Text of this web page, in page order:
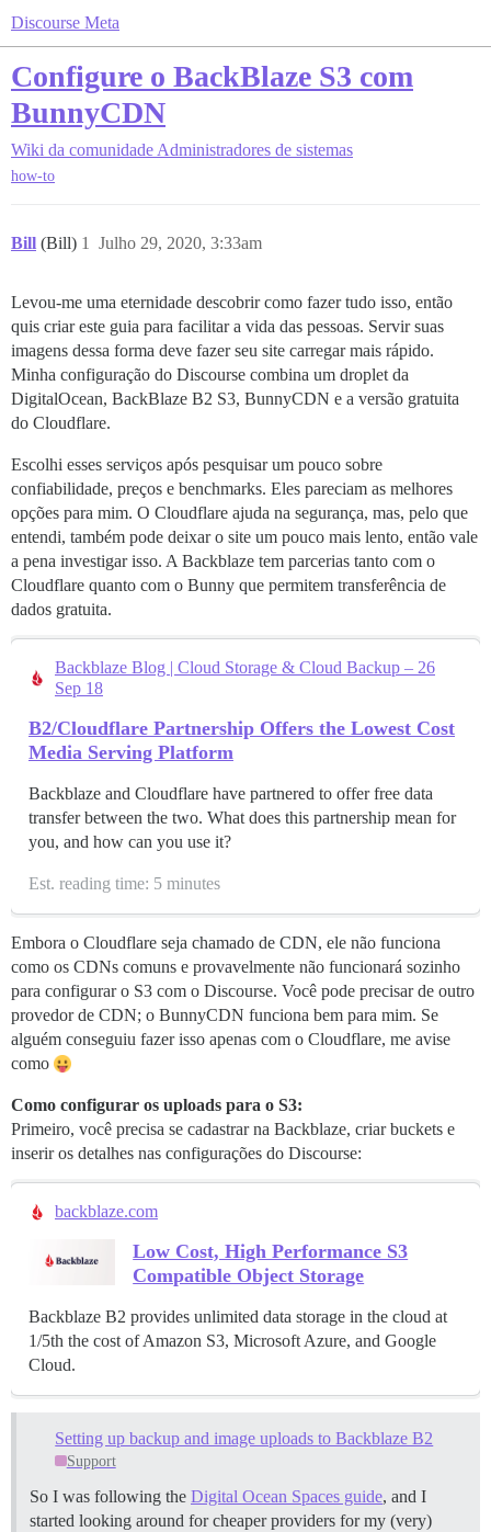
Discourse Meta
Configure o BackBlaze S3 com
BunnyCDN
Wiki da comunidade Administradores de sistemas
how-to
Bill (Bill) Julho 29, 2020, 3:33am
1
Levou-me uma eternidade descobrir como fazer tudo isso, então
quis criar este guia para facilitar a vida das pessoas. Servir suas
imagens dessa forma deve fazer seu site carregar mais rápido.
Minha configuração do Discourse combina um droplet da
DigitalOcean, BackBlaze B2 S3, BunnyCDN e a versão gratuita
do Cloudflare.
Escolhi esses serviços após pesquisar um pouco sobre
confiabilidade, preços e benchmarks. Eles pareciam as melhores
opções para mim. O Cloudflare ajuda na segurança, mas, pelo que
entendi, também pode deixar o site um pouco mais lento, então vale
a pena investigar isso. A Backblaze tem parcerias tanto com o
Cloudflare quanto com o Bunny que permitem transferência de
dados gratuita.
Backblaze Blog | Cloud Storage & Cloud Backup – 26
Sep 18
B2/Cloudflare Partnership Offers the Lowest Cost
Media Serving Platform
Backblaze and Cloudflare have partnered to offer free data
transfer between the two. What does this partnership mean for
you, and how can you use it?
Est. reading time: 5 minutes
Embora o Cloudflare seja chamado de CDN, ele não funciona
como os CDNs comuns e provavelmente não funcionará sozinho
para configurar o S3 com o Discourse. Você pode precisar de outro
provedor de CDN; o BunnyCDN funciona bem para mim. Se
alguém conseguiu fazer isso apenas com o Cloudflare, me avise
como
Como configurar os uploads para o S3:
Primeiro, você precisa se cadastrar na Backblaze, criar buckets e
inserir os detalhes nas configurações do Discourse:
backblaze.com
Low Cost, High Performance S3
Compatible Object Storage
Backblaze B2 provides unlimited data storage in the cloud at
1/5th the cost of Amazon S3, Microsoft Azure, and Google
Cloud.
Setting up backup and image uploads to Backblaze B2
Support
So I was following the Digital Ocean Spaces guide, and I
started looking around for cheaper providers for my (very)